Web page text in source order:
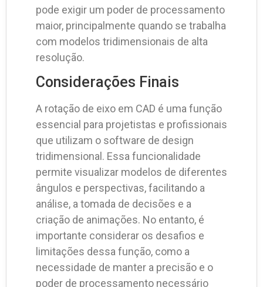
pode exigir um poder de processamento
maior, principalmente quando se trabalha
com modelos tridimensionais de alta
resolução.
Considerações Finais
A rotação de eixo em CAD é uma função
essencial para projetistas e profissionais
que utilizam o software de design
tridimensional. Essa funcionalidade
permite visualizar modelos de diferentes
ângulos e perspectivas, facilitando a
análise, a tomada de decisões e a
criação de animações. No entanto, é
importante considerar os desafios e
limitações dessa função, como a
necessidade de manter a precisão e o
poder de processamento necessário